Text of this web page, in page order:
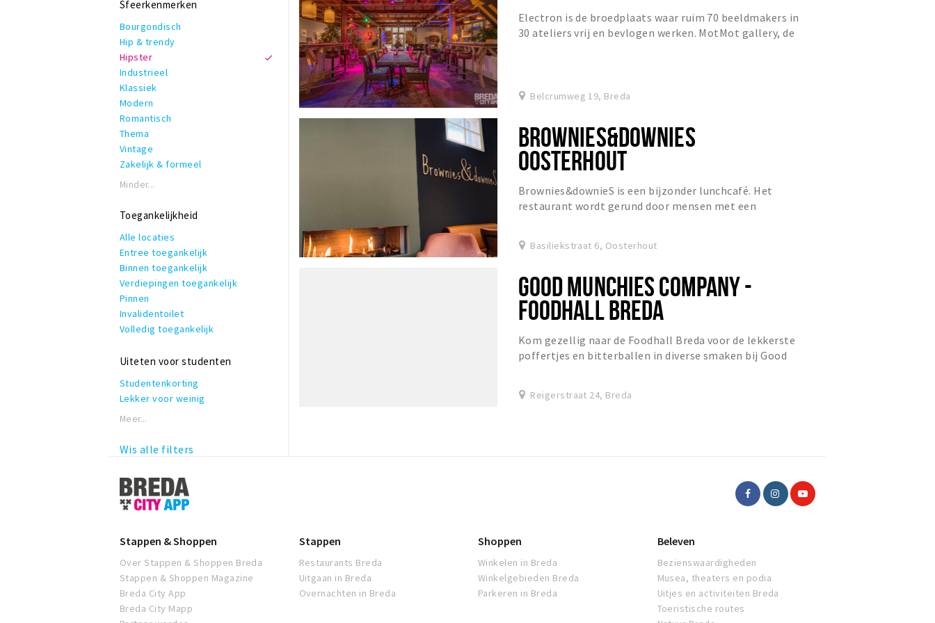
Streekproducten
Thuis bezorgen
Veganistisch
Vegetarisch
Bezorgen
Verrassingsmenu
Invalidentoilet
Kindvriendelijk
Private dining
Rookruimte
Reserveren mogelijk
Terras of binnentuin
Te huur voor privé gelegenheden
WiFi
Sfeerkenmerken
Bourgondisch
Hip & trendy
Hipster
Industrieel
Klassiek
Modern
Romantisch
Thema
Vintage
Zakelijk & formeel
Minder...
Toegankelijkheid
Alle locaties
Entree toegankelijk
Binnen toegankelijk
Verdiepingen toegankelijk
Pinnen
Invalidentoilet
Volledig toegankelijk
Uiteten voor studenten
Studentenkorting
Lekker voor weinig
Meer...
Wis alle filters
Electron is de broedplaats waar ruim 70 beeldmakers in
30 ateliers vrij en bevlogen werken. MotMot gallery, de
Belcrumweg 19, Breda
BROWNIES&DOWNIES
OOSTERHOUT
Brownies&downieS is een bijzonder lunchcafé. Het
restaurant wordt gerund door mensen met een
Basiliekstraat 6, Oosterhout
GOOD MUNCHIES COMPANY -
FOODHALL BREDA
Kom gezellig naar de Foodhall Breda voor de lekkerste
poffertjes en bitterballen in diverse smaken bij Good
Reigerstraat 24, Breda
Stappen
&
Shoppen
Stappen & Shoppen
Over Stappen & Shoppen Breda
Stappen & Shoppen Magazine
Breda City App
Breda City Mapp
Stappen
Restaurants Breda
Uitgaan in Breda
Overnachten in Breda
Shoppen
Winkelen in Breda
Winkelgebieden Breda
Parkeren in Breda
Beleven
Bezienswaardigheden
Musea, theaters en podia
Uitjes en activiteiten Breda
Toeristische routes